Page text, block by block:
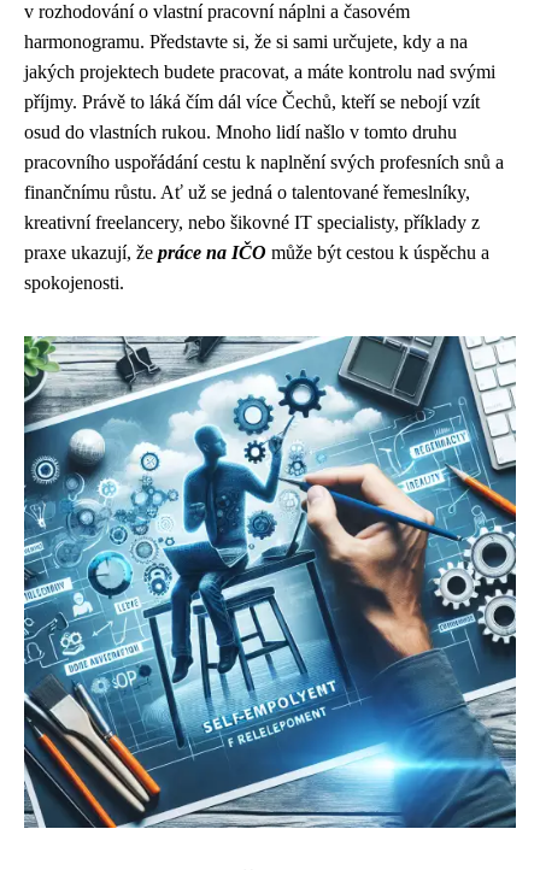
v rozhodování o vlastní pracovní náplni a časovém
harmonogramu. Představte si, že si sami určujete, kdy a na
jakých projektech budete pracovat, a máte kontrolu nad svými
příjmy. Právě to láká čím dál více Čechů, kteří se nebojí vzít
osud do vlastních rukou. Mnoho lidí našlo v tomto druhu
pracovního uspořádání cestu k naplnění svých profesních snů a
finančnímu růstu. Ať už se jedná o talentované řemeslníky,
kreativní freelancery, nebo šikovné IT specialisty, příklady z
praxe ukazují, že práce na IČO může být cestou k úspěchu a
spokojenosti.